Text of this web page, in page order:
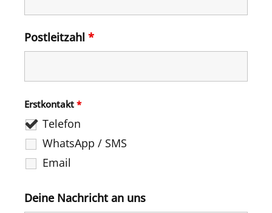
Postleitzahl *
Erstkontakt *
Telefon
WhatsApp / SMS
Email
Deine Nachricht an uns